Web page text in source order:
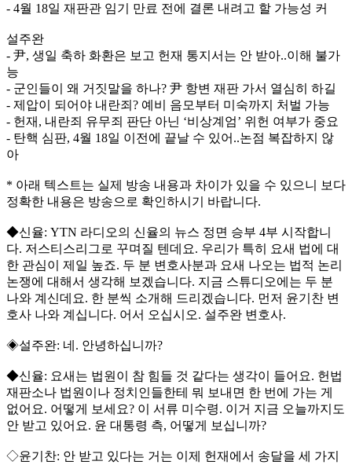
- 4월 18일 재판관 임기 만료 전에 결론 내려고 할 가능성 커
설주완
- 尹, 생일 축하 화환은 보고 헌재 통지서는 안 받아..이해 불가
능
- 군인들이 왜 거짓말을 하나? 尹 항변 재판 가서 열심히 하길
- 제압이 되어야 내란죄? 예비 음모부터 미숙까지 처벌 가능
- 헌재, 내란죄 유무죄 판단 아닌 ‘비상계엄’ 위헌 여부가 중요
- 탄핵 심판, 4월 18일 이전에 끝날 수 있어..논점 복잡하지 않
아
* 아래 텍스트는 실제 방송 내용과 차이가 있을 수 있으니 보다
정확한 내용은 방송으로 확인하시기 바랍니다.
◆신율: YTN 라디오의 신율의 뉴스 정면 승부 4부 시작합니
다. 저스티스리그로 꾸며질 텐데요. 우리가 특히 요새 법에 대
한 관심이 제일 높죠. 두 분 변호사분과 요새 나오는 법적 논리
논쟁에 대해서 생각해 보겠습니다. 지금 스튜디오에는 두 분
나와 계신데요. 한 분씩 소개해 드리겠습니다. 먼저 윤기찬 변
호사 나와 계십니다. 어서 오십시오. 설주완 변호사.
◈설주완: 네. 안녕하십니까?
◆신율: 요새는 법원이 참 힘들 것 같다는 생각이 들어요. 헌법
재판소나 법원이나 정치인들한테 뭐 보내면 한 번에 가는 게
없어요. 어떻게 보세요? 이 서류 미수령. 이거 지금 오늘까지도
안 받고 있어요. 윤 대통령 측, 어떻게 보십니까?
◇윤기찬: 안 받고 있다는 거는 이제 헌재에서 송달을 세 가지